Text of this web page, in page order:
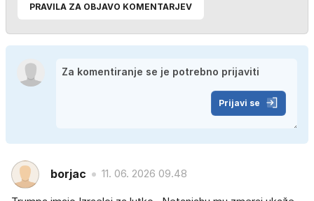
PRAVILA ZA OBJAVO KOMENTARJEV
Prijavi se
borjac 11. 06. 2026 09.48